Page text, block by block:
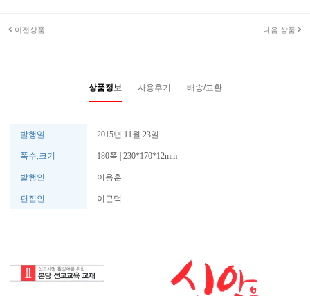
이전상품 다음 상품
상품정보 사용후기 배송/교환
발행일 2015년 11월 23일
쪽수,크기 180쪽 | 230*170*12mm
발행인 이용훈
편집인 이근덕